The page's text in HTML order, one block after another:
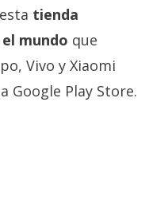
tienda
mundo que
Vivo y Xiaomi
Google Play Store.